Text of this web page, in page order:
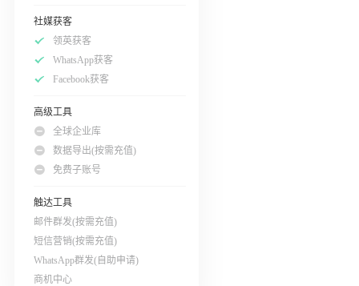
社媒获客
领英获客
WhatsApp获客
Facebook获客
高级工具
全球企业库
数据导出(按需充值)
免费子账号
触达工具
邮件群发(按需充值)
短信营销(按需充值)
WhatsApp群发(自助申请)
商机中心